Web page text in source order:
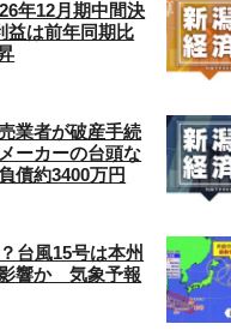
年12月期中間決
益は前年同期比
業者が破産手続
ーカーの台頭な
債約3400万円
台風15号は本州
響か 気象予報